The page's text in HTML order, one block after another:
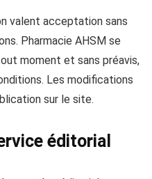
valent acceptation sans
Pharmacie AHSM se
moment et sans préavis,
Les modifications
sur le site.
éditorial